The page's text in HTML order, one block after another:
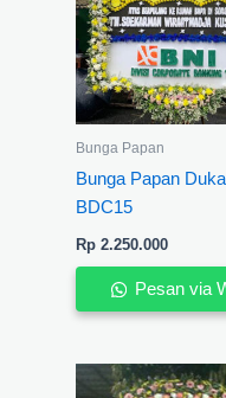
Bunga Papan
Bunga Papan
BDC15
Rp2.250.000
Pesan via